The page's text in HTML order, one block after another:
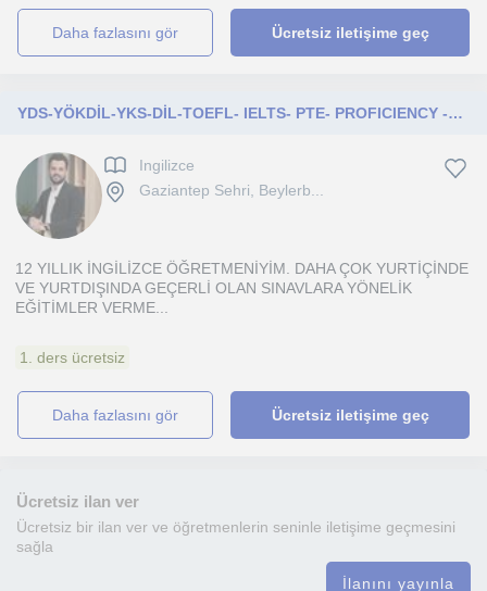
daha fazlasını gör Ücretsiz iletişime geç
YDS-YÖKDİL-YKS-DİL-TOEFL- IELTS- PTE- PROFICIENCY -HAZIRLIK MUAFİYET-GENEL İNGİLİZCE-LGS
Ingilizce
Gaziantep Sehri, Beylerb...
12 YILLIK İNGİLİZCE ÖĞRETMENİYİM. DAHA ÇOK YURTİÇİNDE
VE YURTDIŞINDA GEÇERLİ OLAN SINAVLARA YÖNELİK
EĞİTİMLER VERME...
1. ders ücretsiz
daha fazlasını gör Ücretsiz iletişime geç
Ücretsiz ilan ver
Ücretsiz bir ilan ver ve öğretmenlerin seninle iletişime geçmesini
sağla
İlanını yayınla